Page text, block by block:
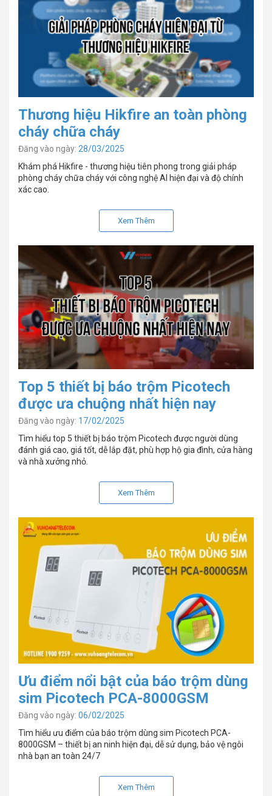
Thương hiệu Hikfire an toàn phòng
cháy chữa cháy
Đăng vào ngày: 28/03/2025
Khám phá Hikfire - thương hiệu tiên phong trong giải pháp
phòng cháy chữa cháy với công nghệ AI hiện đại và độ chính
xác cao.
Xem Thêm
Top 5 thiết bị báo trộm Picotech
được ưa chuộng nhất hiện nay
Đăng vào ngày: 17/02/2025
Tìm hiểu top 5 thiết bị báo trộm Picotech được người dùng
đánh giá cao, giá tốt, dễ lắp đặt, phù hợp hộ gia đình, cửa hàng
và nhà xưởng nhỏ.
Xem Thêm
Ưu điểm nổi bật của báo trộm dùng
sim Picotech PCA-8000GSM
Đăng vào ngày: 06/02/2025
Tìm hiểu ưu điểm của báo trộm dùng sim Picotech PCA-
8000GSM – thiết bị an ninh hiện đại, dễ sử dụng, bảo vệ ngôi
nhà bạn an toàn 24/7
Xem Thêm